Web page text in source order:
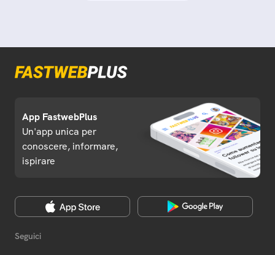
App FastwebPlus
Un'app unica per
conoscere, informare,
ispirare
Seguici